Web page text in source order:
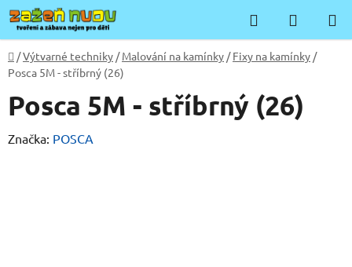
Přejít
na
obsah
Hledat
KOŠÍK
Domů
/Výtvarné techniky / Malování na kamínky / Fixy na kamínky /
Posca 5M - stříbrný (26)
Posca 5M - stříbrný (26)
Značka: POSCA